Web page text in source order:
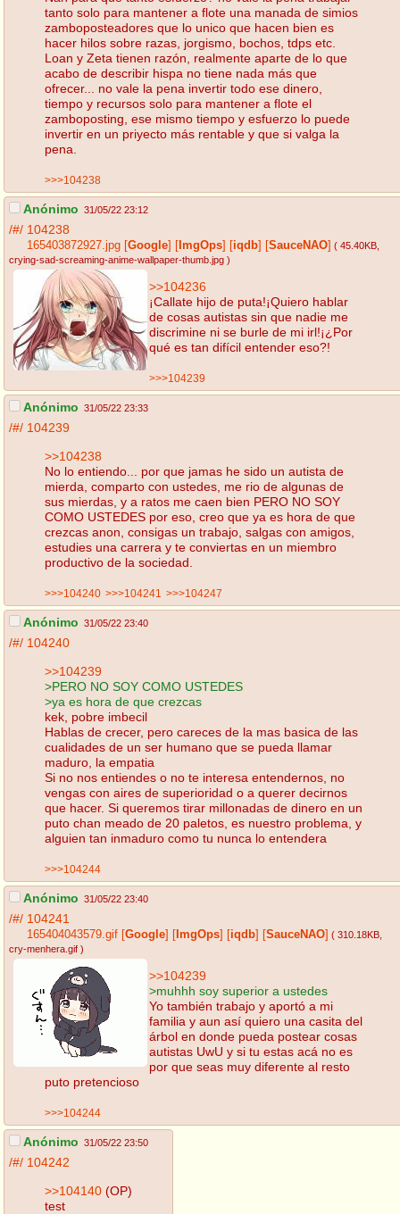
tanto solo para mantener a flote una manada de simios
zamboposteadores que lo unico que hacen bien es
hacer hilos sobre razas, jorgismo, bochos, tdps etc.
Loan y Zeta tienen razón, realmente aparte de lo que
acabo de describir hispa no tiene nada más que
ofrecer... no vale la pena invertir todo ese dinero,
tiempo y recursos solo para mantener a flote el
zamboposting, ese mismo tiempo y esfuerzo lo puede
invertir en un priyecto más rentable y que si valga la
pena.
>>>104238
Anónimo 31/05/22 23:12
/#/ 104238
165403872927.jpg Google ImgOps iqdb SauceNAO ( 45.40KB
crying-sad-screaming-anime-wallpaper-thumb.jpg )
>>104236
¡Callate hijo de puta!¡Quiero hablar
de cosas autistas sin que nadie me
discrimine ni se burle de mi irl!¡¿Por
qué es tan difícil entender eso?!
>>>104239
Anónimo 31/05/22 23:33
/#/ 104239
>>104238
No lo entiendo... por que jamas he sido un autista de
mierda, comparto con ustedes, me rio de algunas de
sus mierdas, y a ratos me caen bien PERO NO SOY
COMO USTEDES por eso, creo que ya es hora de que
crezcas anon, consigas un trabajo, salgas con amigos,
estudies una carrera y te conviertas en un miembro
productivo de la sociedad.
>>>104240 >>>104241 >>>104247
Anónimo 31/05/22 23:40
/#/ 104240
>>104239
>PERO NO SOY COMO USTEDES
>ya es hora de que crezcas
kek, pobre imbecil
Hablas de crecer, pero careces de la mas basica de las
cualidades de un ser humano que se pueda llamar
maduro, la empatia
Si no nos entiendes o no te interesa entendernos, no
vengas con aires de superioridad o a querer decirnos
que hacer. Si queremos tirar millonadas de dinero en un
puto chan meado de 20 paletos, es nuestro problema, y
alguien tan inmaduro como tu nunca lo entendera
>>>104244
Anónimo 31/05/22 23:40
/#/ 104241
165404043579.gif Google ImgOps iqdb SauceNAO ( 310.18KB
cry-menhera.gif )
>>104239
>muhhh soy superior a ustedes
Yo también trabajo y aportó a mi
familia y aun así quiero una casita del
árbol en donde pueda postear cosas
autistas UwU y si tu estas acá no es
por que seas muy diferente al resto
puto pretencioso
>>>104244
Anónimo 31/05/22 23:50
/#/ 104242
>>104140 (OP)
test